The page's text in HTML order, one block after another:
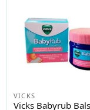
Mascotas
Protección
Mascotas
Protección
VICKS
Vicks Babyrub